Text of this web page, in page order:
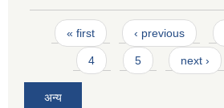
Pages
« first ‹ previous
4 5 next ›
अन्य